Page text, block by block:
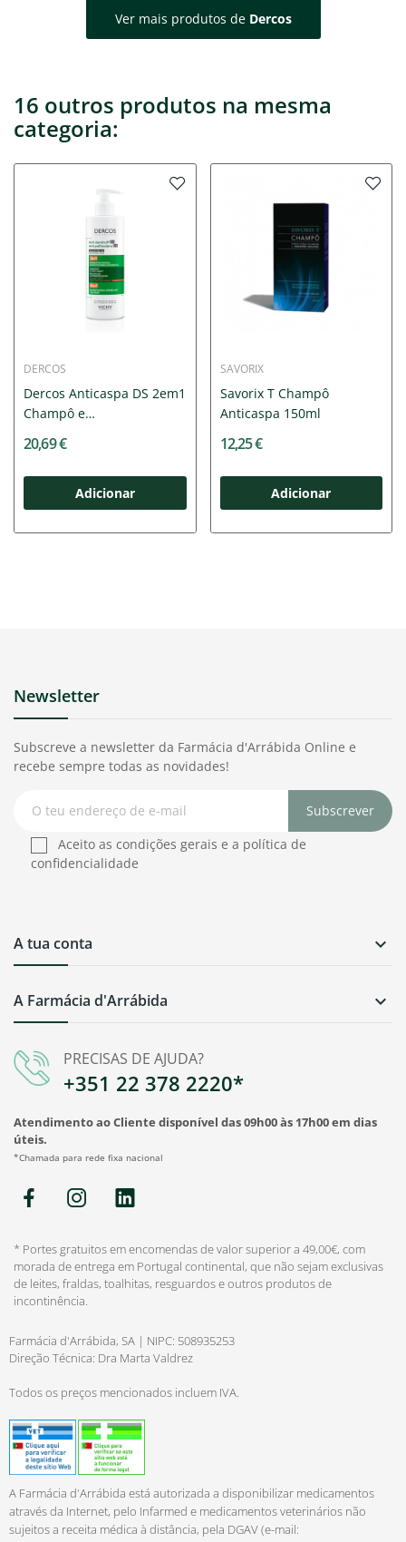
Ver mais produtos de Dercos
16 outros produtos na mesma
categoria:
DERCOS
Dercos Anticaspa DS 2em1
Champô e
20,69 €
Adicionar
SAVORIX
Savorix T Champô
Anticaspa 150ml
12,25 €
Adicionar
PRECISAS DE AJUDA?
+351 22 378 2220*
Atendimento ao Cliente disponível das 09h00 às 17h00 em dias
úteis.
*Chamada para rede fixa nacional
A Farmácia d'Arrábida 
A tua conta 
Newsletter
Subscreve a newsletter da Farmácia d'Arrábida Online e
recebe sempre todas as novidades!
Subscrever
Aceito as condições gerais e a política de
confidencialidade
* Portes gratuitos em encomendas de valor superior a 49,00€, com
morada de entrega em Portugal continental, que não sejam exclusivas
de leites, fraldas, toalhitas, resguardos e outros produtos de
incontinência.
Farmácia d'Arrábida, SA | NIPC: 508935253
Direção Técnica: Dra Marta Valdrez
Todos os preços mencionados incluem IVA.
A Farmácia d'Arrábida está autorizada a disponibilizar medicamentos
através da Internet, pelo Infarmed e medicamentos veterinários não
sujeitos a receita médica à distância, pela DGAV (e-mail: